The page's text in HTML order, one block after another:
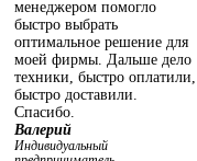
менеджером помогло
быстро выбрать
оптимальное решение для
моей фирмы. Дальше дело
техники, быстро оплатили,
быстро доставили.
Спасибо.
Валерий
Индивидуальный